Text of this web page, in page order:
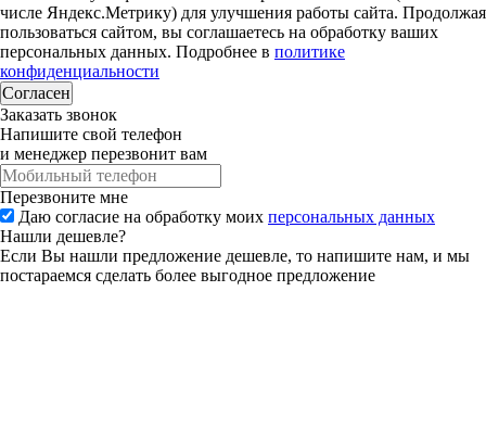
числе Яндекс.Метрику) для улучшения работы сайта. Продолжая
пользоваться сайтом, вы соглашаетесь на обработку ваших
персональных данных. Подробнее в политике
конфиденциальности
Согласен
Заказать звонок
Напишите свой телефон
и менеджер перезвонит вам
Перезвоните мне
Даю согласие на обработку моих персональных данных
Нашли дешевле?
Если Вы нашли предложение дешевле, то напишите нам, и мы
постараемся сделать более выгодное предложение